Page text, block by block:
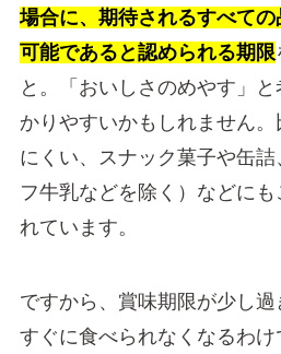
場合に、期待されるすべて
可能であると認められる期限
と。「おいしさのめやす」
かりやすいかもしれません
にくい、スナック菓子や缶
フ牛乳などを除く）などに
れています。
ですから、賞味期限が少し過
すぐに食べられなくなるわ